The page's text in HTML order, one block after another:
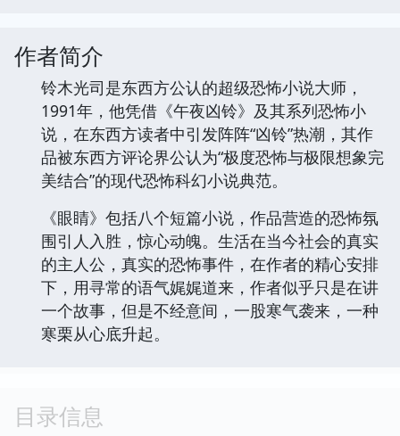
作者简介
铃木光司是东西方公认的超级恐怖小说大师，
1991年，他凭借《午夜凶铃》及其系列恐怖小
说，在东西方读者中引发阵阵“凶铃”热潮，其作
品被东西方评论界公认为“极度恐怖与极限想象完
美结合”的现代恐怖科幻小说典范。
《眼睛》包括八个短篇小说，作品营造的恐怖氛
围引人入胜，惊心动魄。生活在当今社会的真实
的主人公，真实的恐怖事件，在作者的精心安排
下，用寻常的语气娓娓道来，作者似乎只是在讲
一个故事，但是不经意间，一股寒气袭来，一种
寒栗从心底升起。
目录信息